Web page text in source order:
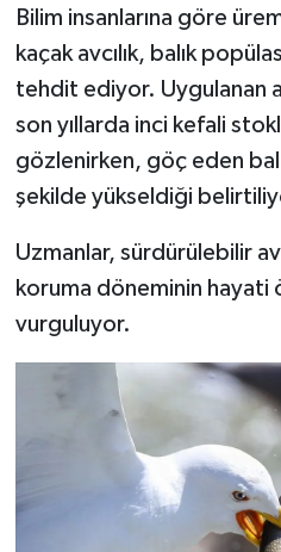
Bilim insanlarına göre
kaçak avcılık, balık
tehdit ediyor. Uygulanan
son yıllarda inci kefali
gözlenirken, göç eden
şekilde yükseldiği
Uzmanlar, sürdürülebilir
koruma döneminin hayati
vurguluyor.